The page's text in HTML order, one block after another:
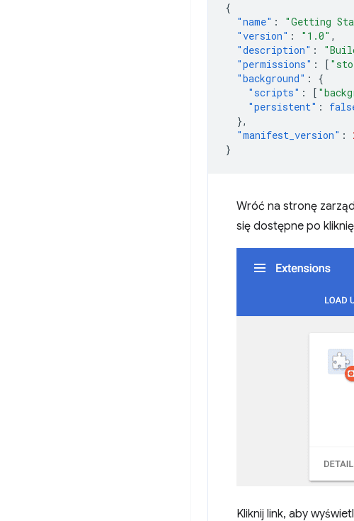
{
"name" : "Getting
"version" : "1.0" ,
"description" :
"permissions" : [
"background" :
{
"scripts" : [
"persistent" :
},
"manifest_version" :
}
Wróć na stronę
się dostępne po
Kliknij link, aby